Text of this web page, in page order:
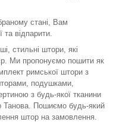
стані, Вам
відпарити.
стильні штори, які
Ми пропонуємо пошити як
римської штори з
подушками,
з будь-якої тканини
Танова. Пошиємо будь-який
штор на замовлення.